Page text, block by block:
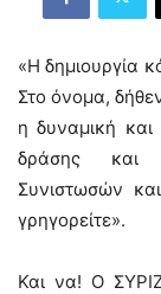
«Η δημιουργία
Στο όνομα,
η δυναμική και
δράσης και
Συνιστωσών
γρηγορείτε».
Και να! Ο